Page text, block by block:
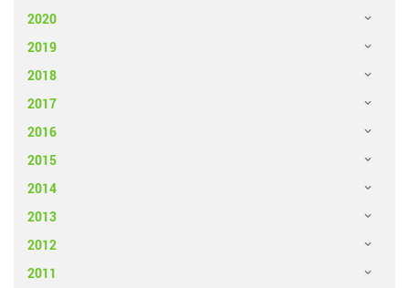
2020
2019
2018
2017
2016
2015
2014
2013
2012
2011